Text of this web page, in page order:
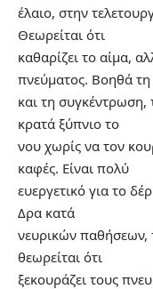
έλαιο, στην
Θεωρείται ότι
καθαρίζει το αίμα,
πνεύματος. Βοηθά
και τη
κρατά ξύπνιο το
νου χωρίς να τον
καφές. Είναι πολύ
ευεργετικό για το
Δρα κατά
νευρικών παθήσεων,
θεωρείται ότι
ξεκουράζει τους